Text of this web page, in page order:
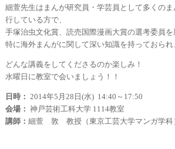
細萱先生はまんが研究員・学芸員として多くの
行している方で、
手塚治虫文化賞、読売国際漫画大賞の選考委員を
特に海外まんがに関して深い知識を持っておられ
どんな講義をしてくださるのか楽しみ！
水曜日に教室で会いましょう！！
日時： 2014年5月28日(水) 14:40～17:50
会場： 神戸芸術工科大学 1114教室
講師： 細萱 敦 教授（東京工芸大学マンガ学科